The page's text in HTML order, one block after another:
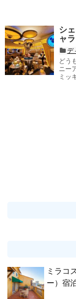
シ
ャ
デ
どう
ニー
ミッ
ミラコ
ー）宿